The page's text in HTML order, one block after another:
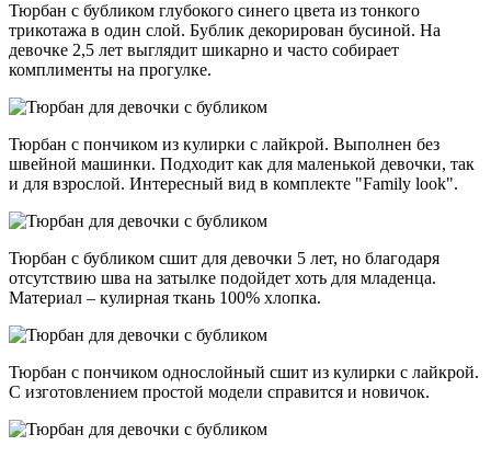
Тюрбан с бубликом глубокого синего цвета из тонкого
трикотажа в один слой. Бублик декорирован бусиной. На
девочке 2,5 лет выглядит шикарно и часто собирает
комплименты на прогулке.
Тюрбан с пончиком из кулирки с лайкрой. Выполнен без
швейной машинки. Подходит как для маленькой девочки, так
и для взрослой. Интересный вид в комплекте "Family look".
Тюрбан с бубликом сшит для девочки 5 лет, но благодаря
отсутствию шва на затылке подойдет хоть для младенца.
Материал – кулирная ткань 100% хлопка.
Тюрбан с пончиком однослойный сшит из кулирки с лайкрой.
С изготовлением простой модели справится и новичок.